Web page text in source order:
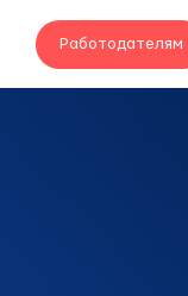
Работодателям